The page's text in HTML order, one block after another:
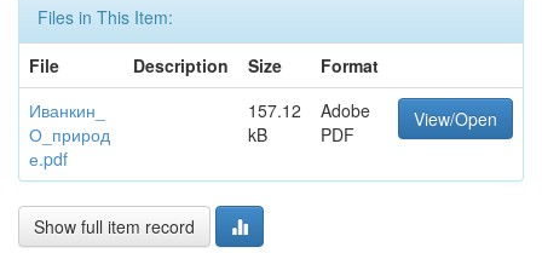
Files in This Item:
File
Description Size
Format
Иванкин_
О_природ
е.pdf
157.12
kB
Adobe
PDF
View/Open
Show full item record